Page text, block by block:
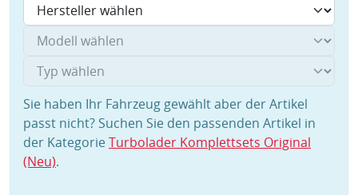
Sie haben Ihr Fahrzeug gewählt aber der Artikel
passt nicht? Suchen Sie den passenden Artikel in
der KategorieTurbolader Komplettsets Original
(Neu).